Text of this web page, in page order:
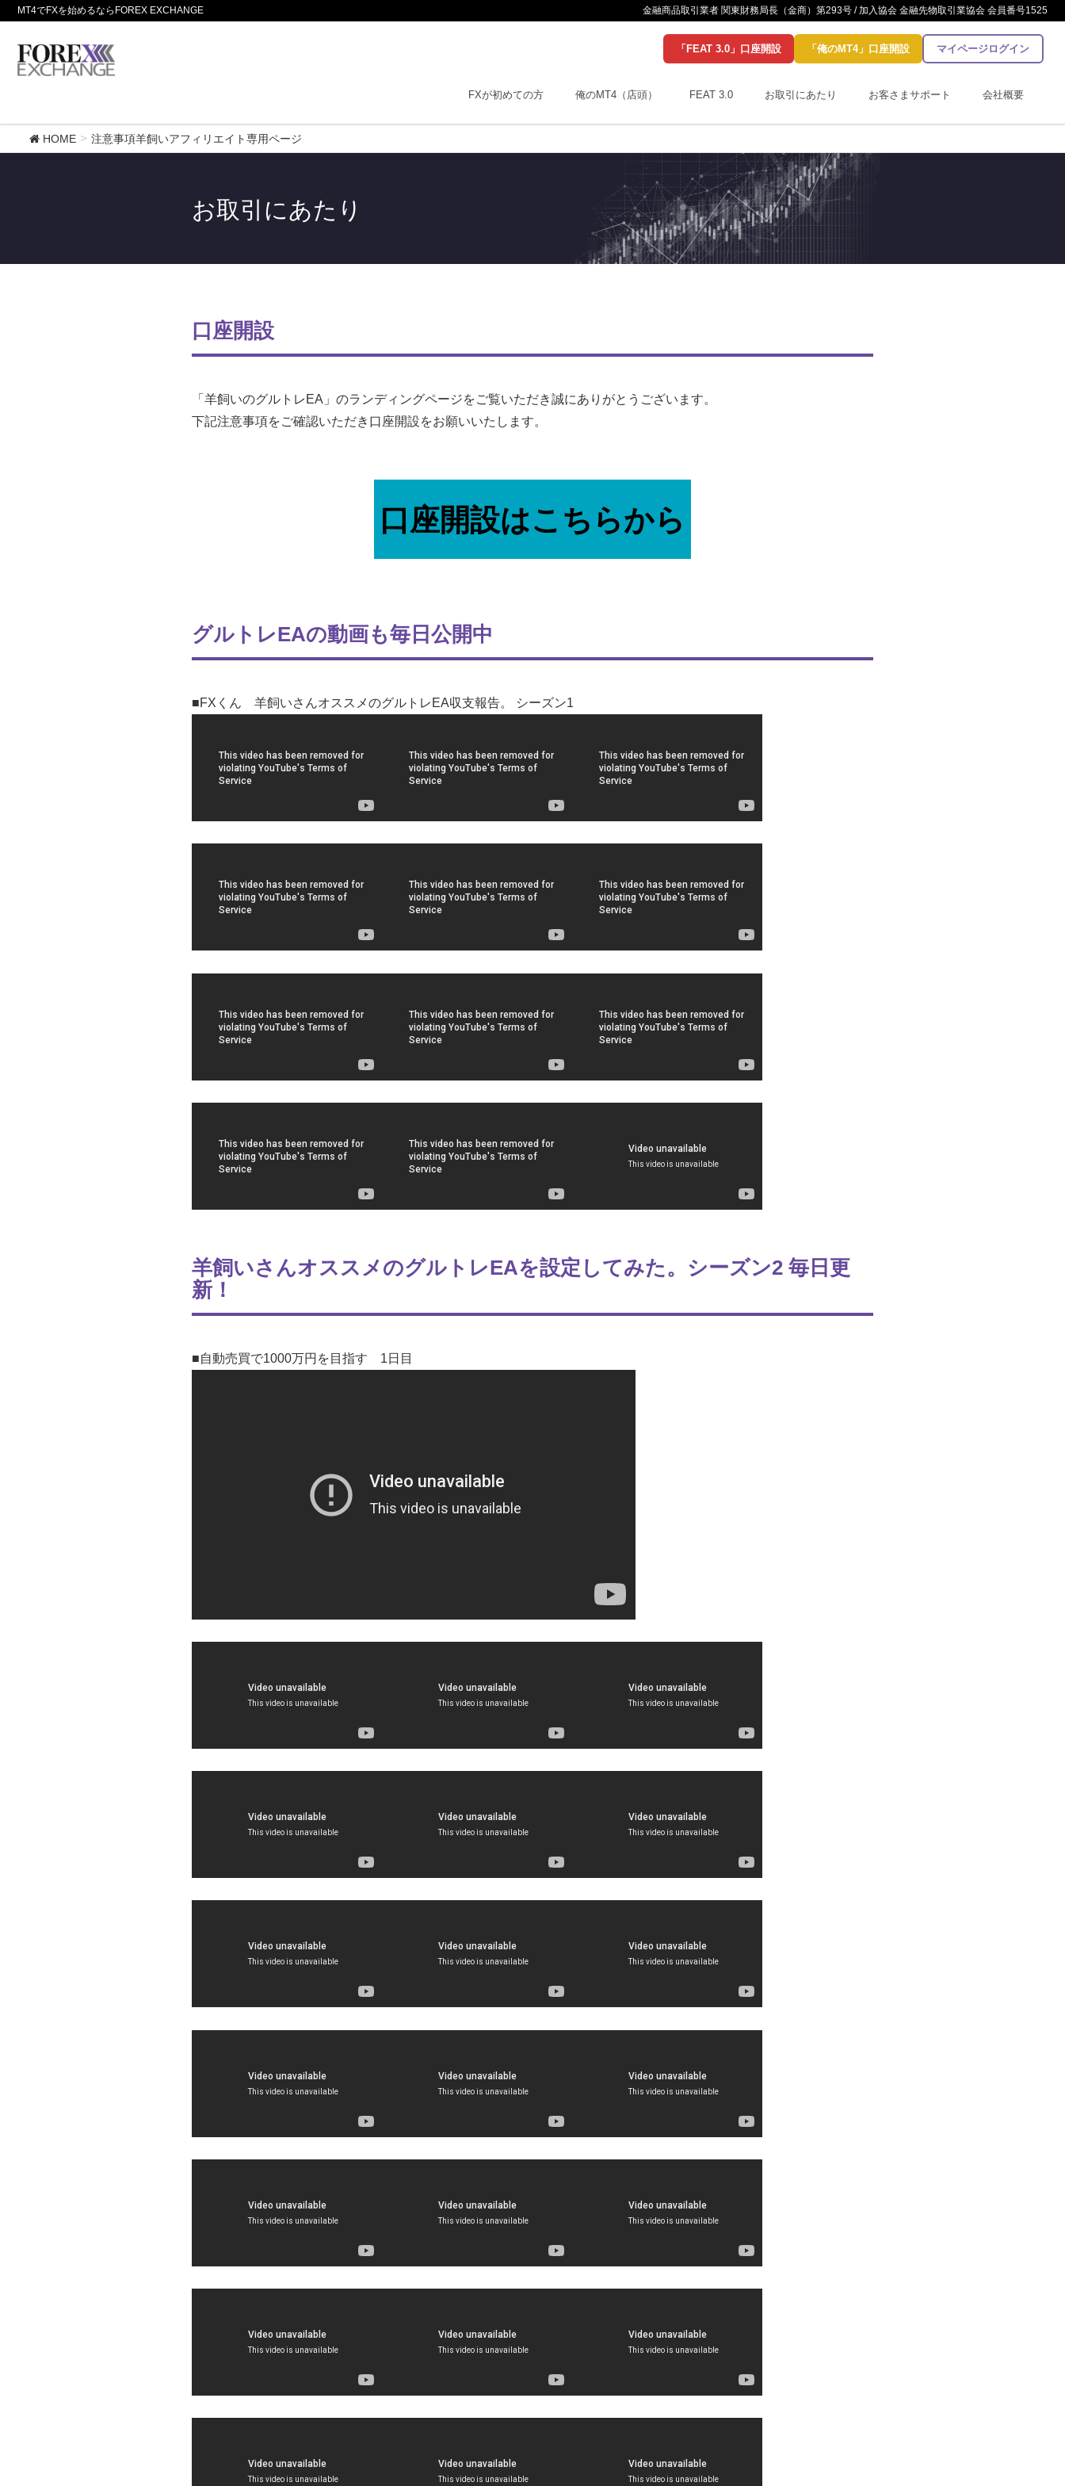
MT4でFXを始めるならFOREX EXCHANGE 金融商品取引業者 関東財務局長（金商）第293号 / 加入協会 金融先物取引業協会 会員番号1525
「FEAT 3.0」口座開設 「俺のMT4」口座開設 マイページログイン
FXが初めての方 俺のMT4（店頭） FEAT 3.0 お取引にあたり お客さまサポート 会社概要
HOME 注意事項羊飼いアフィリエイト専用ページ
お取引にあたり
口座開設
「羊飼いのグルトレEA」のランディングページをご覧いただき誠にありがとうございます。
下記注意事項をご確認いただき口座開設をお願いいたします。
口座開設はこちらから
グルトレEAの動画も毎日公開中
■FXくん 羊飼いさんオススメのグルトレEA収支報告。 シーズン1
羊飼いさんオススメのグルトレEAを設定してみた。シーズン2 毎日更
新！
■自動売買で1000万円を目指す 1日目